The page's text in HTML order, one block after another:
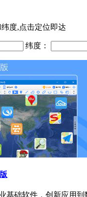
度,点击定位即达
纬度：
基础软件，创新应用